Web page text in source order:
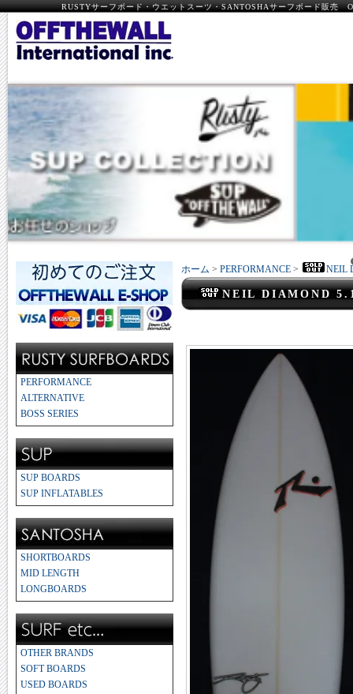
RUSTYサーフボード・ウエットスーツ・SANTOSHAサーフボード販
PERFORMANCE
ALTERNATIVE
BOSS SERIES
SUP BOARDS
SUP INFLATABLES
SHORTBOARDS
MID LENGTH
LONGBOARDS
OTHER BRANDS
SOFT BOARDS
USED BOARDS
ホーム > PERFORMANCE > NEIL
NEIL DIAMOND